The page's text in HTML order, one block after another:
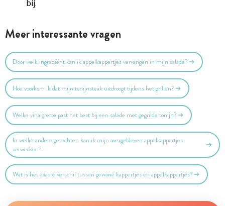
bij.
Meer interessante vragen
Door welk ingrediënt kan ik appelkappertjes vervangen in mijn salade?
Hoe voorkom ik dat mijn tonijnsteak uitdroogt tijdens het grillen?
Welke vinaigrette past het best bij een salade met gegrilde tonijn?
In welke andere gerechten kan ik mijn overgebleven appelkappertjes
verwerken?
Wat is het exacte verschil tussen gewone kappertjes en appelkappertjes?